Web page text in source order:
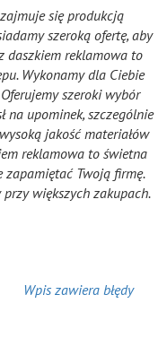
się produkcją
szeroką ofertę, aby
daszkiem reklamowa to
Wykonamy dla Ciebie
szeroki wybór
na upominek, szczególnie
jakość materiałów
reklamowa to świetna
zapamiętać Twoją firmę.
większych zakupach.
Wpis zawiera błędy